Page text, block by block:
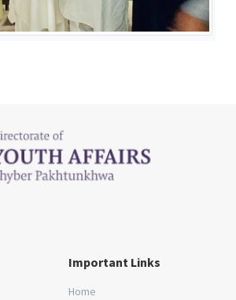
Important Links
Home